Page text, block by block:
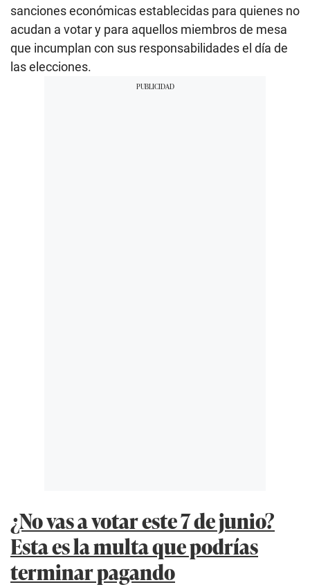
sanciones económicas establecidas para quienes no
acudan a votar y para aquellos miembros de mesa
que incumplan con sus responsabilidades el día de
las elecciones.
¿No vas a votar este 7 de junio?
Esta es la multa que podrías
terminar pagando